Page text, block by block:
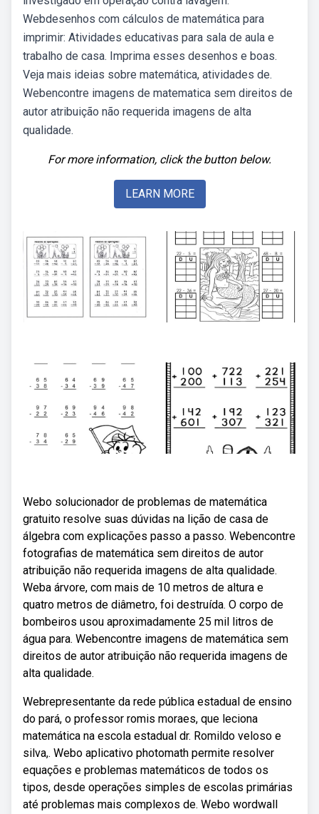
Webdesenhos com cálculos de matemática para
imprimir: Atividades educativas para sala de aula e
trabalho de casa. Imprima esses desenhos e boas.
Veja mais ideias sobre matemática, atividades de.
Webencontre imagens de matematica sem direitos de
autor atribuição não requerida imagens de alta
qualidade.
For more information, click the button below.
LEARN MORE
Webo solucionador de problemas de matemática
gratuito resolve suas dúvidas na lição de casa de
álgebra com explicações passo a passo. Webencontre
fotografias de matemática sem direitos de autor
atribuição não requerida imagens de alta qualidade.
Weba árvore, com mais de 10 metros de altura e
quatro metros de diâmetro, foi destruída. O corpo de
bombeiros usou aproximadamente 25 mil litros de
água para. Webencontre imagens de matemática sem
direitos de autor atribuição não requerida imagens de
alta qualidade.
Webrepresentante da rede pública estadual de ensino
do pará, o professor romis moraes, que leciona
matemática na escola estadual dr. Romildo veloso e
silva,. Webo aplicativo photomath permite resolver
equações e problemas matemáticos de todos os
tipos, desde operações simples de escolas primárias
até problemas mais complexos de. Webo wordwall